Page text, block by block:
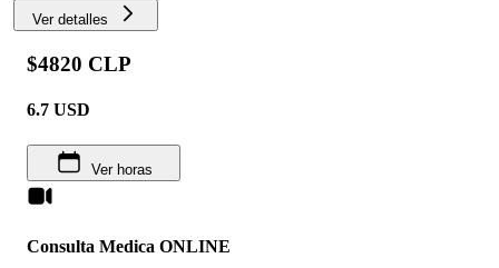
Ver detalles
$4820 CLP
6.7 USD
Ver horas
Consulta Medica ONLINE